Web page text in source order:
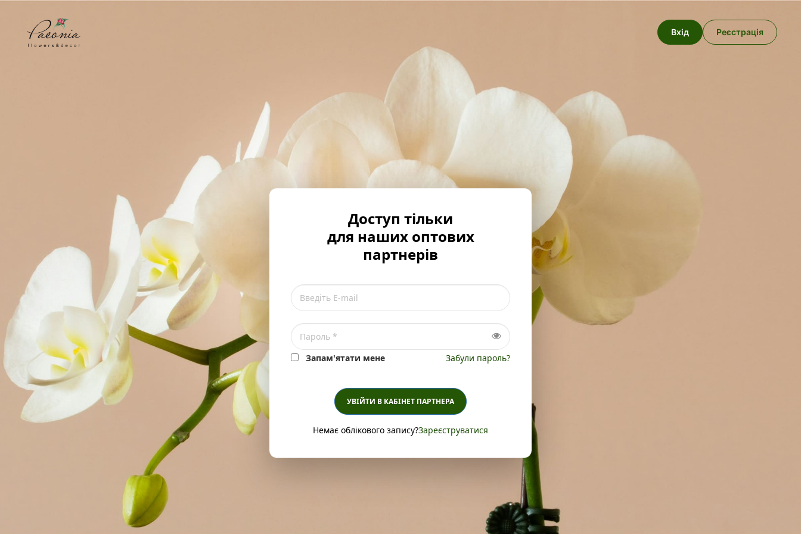
Вхід Реєстрація
Доступ тільки
для наших оптових
партнерів
Запам'ятати мене Забули пароль?
УВІЙТИ В КАБІНЕТ ПАРТНЕРА
Немає облікового запису?Зареєструватися